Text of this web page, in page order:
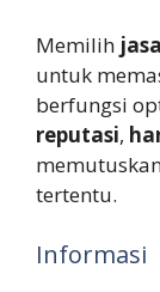
Memilih
untuk
berfungsi
reputasi,
tertentu.
Informasi